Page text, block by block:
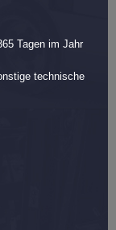
Tagen im Jahr
technische